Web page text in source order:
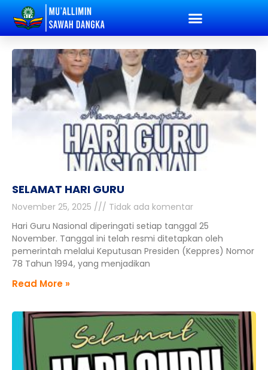
SELAMAT HARI GURU
November 25, 2025
Tidak ada komentar
Hari Guru Nasional diperingati setiap tanggal 25
November. Tanggal ini telah resmi ditetapkan oleh
pemerintah melalui Keputusan Presiden (Keppres) Nomor
78 Tahun 1994, yang menjadikan
Read More »